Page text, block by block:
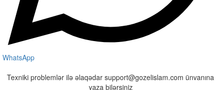
WhatsApp
Texniki problemlər ilə əlaqədar support@gozelislam.com ünvanına
yaza bilərsiniz